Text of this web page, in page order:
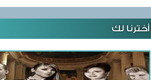
أخترنا لك